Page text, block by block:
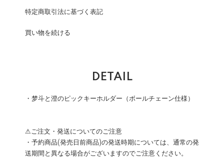
特定商取引法に基づく表記
買い物を続ける
DETAIL
・梦斗と澄のピックキーホルダー（ボールチェーン仕様）
⚠ご注文・発送についてのご注意
・予約商品(発売日前商品)の発送時期については、通常の発
送期間と異なる場合がございますのでご注意ください。